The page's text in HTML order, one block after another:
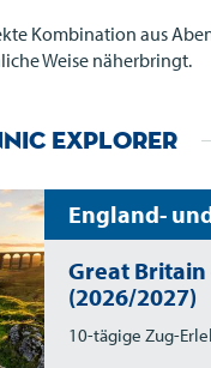
Kombination aus
Weise näherbringt.
Explorer
England-
Great
(2026/2027)
10-tägige Zug-